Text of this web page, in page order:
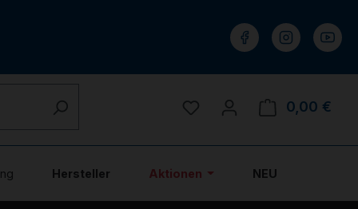
Du hast 0 Produkte auf
0,00 €
Hersteller Aktionen NEU